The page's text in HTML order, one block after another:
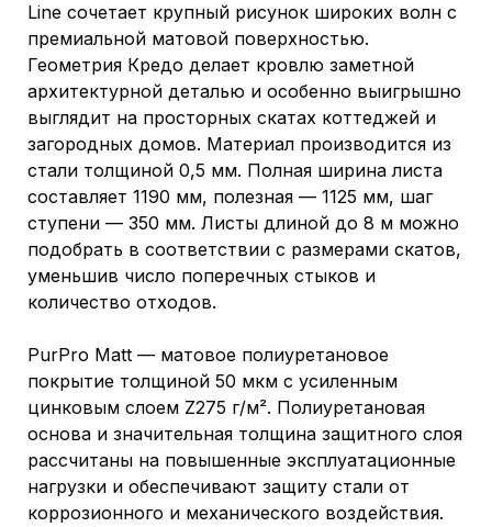
Line сочетает крупный рисунок широких волн с
премиальной матовой поверхностью.
Геометрия Кредо делает кровлю заметной
архитектурной деталью и особенно выигрышно
выглядит на просторных скатах коттеджей и
загородных домов. Материал производится из
стали толщиной 0,5 мм. Полная ширина листа
составляет 1190 мм, полезная — 1125 мм, шаг
ступени — 350 мм. Листы длиной до 8 м можно
подобрать в соответствии с размерами скатов,
уменьшив число поперечных стыков и
количество отходов.
PurPro Matt — матовое полиуретановое
покрытие толщиной 50 мкм с усиленным
цинковым слоем Z275 г/м². Полиуретановая
основа и значительная толщина защитного слоя
рассчитаны на повышенные эксплуатационные
нагрузки и обеспечивают защиту стали от
коррозионного и механического воздействия.